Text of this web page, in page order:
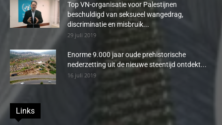
Top VN-organisatie voor Palestijnen
beschuldigd van seksueel wangedrag,
discriminatie en misbruik...
29 juli 2019
Enorme 9.000 jaar oude prehistorische
nederzetting uit de nieuwe steentijd ontdekt...
16 juli 2019
Links